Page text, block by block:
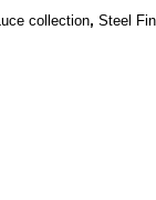
collection, Steel